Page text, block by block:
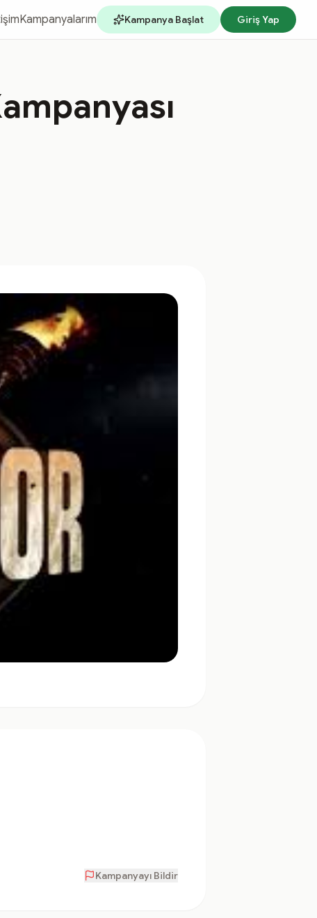
Kampanyalarım Kampanya Başlat Giriş Yap
Kampanyayı Bildir